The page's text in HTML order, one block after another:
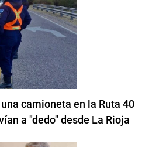
camioneta en la Ruta 40
a "dedo" desde La Rioja